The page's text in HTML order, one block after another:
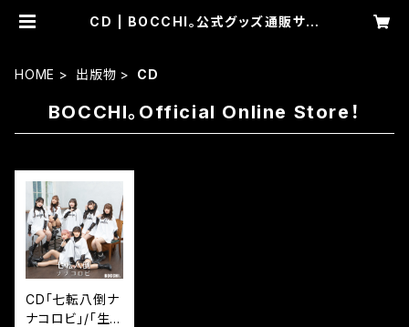
CD | BOCCHI。公式グッズ通販サイ
HOME 出版物 CD
BOCCHI。Official Online Store！
CD「七転八倒ナ
ナコロビ」/「生き